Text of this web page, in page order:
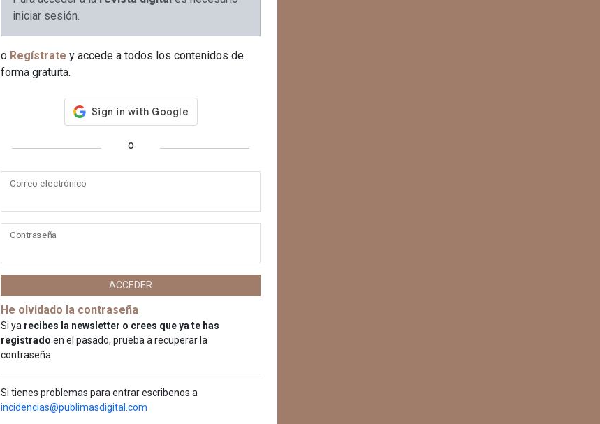
iniciar sesión.
o Regístrate y accede a todos los contenidos de
forma gratuita.
o
Correo electrónico
Contraseña
ACCEDER
He olvidado la contraseña
Si ya recibes la newsletter o crees que ya te has
registrado en el pasado, prueba a recuperar la
contraseña.
Si tienes problemas para entrar escribenos a
incidencias@publimasdigital.com